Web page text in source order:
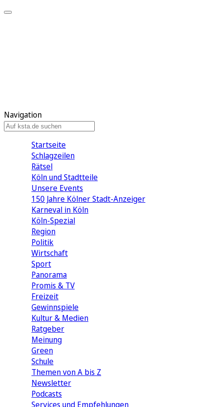
Navigation
Startseite
Schlagzeilen
Rätsel
Köln und Stadtteile
Unsere Events
150 Jahre Kölner Stadt-Anzeiger
Karneval in Köln
Köln-Spezial
Region
Politik
Wirtschaft
Sport
Panorama
Promis & TV
Freizeit
Gewinnspiele
Kultur & Medien
Ratgeber
Meinung
Green
Schule
Themen von A bis Z
Newsletter
Podcasts
Services und Empfehlungen